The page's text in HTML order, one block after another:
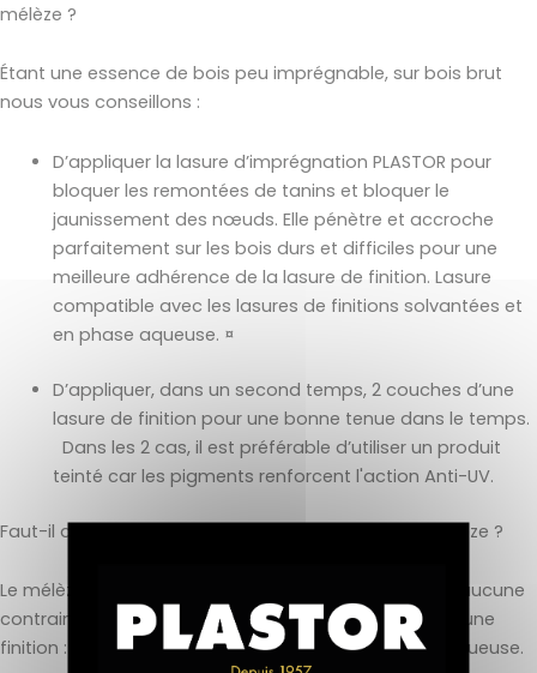
mélèze ?
Étant une essence de bois peu imprégnable, sur bois brut
nous vous conseillons :
D’appliquer la lasure d’imprégnation PLASTOR pour
bloquer les remontées de tanins et bloquer le
jaunissement des nœuds. Elle pénètre et accroche
parfaitement sur les bois durs et difficiles pour une
meilleure adhérence de la lasure de finition. Lasure
compatible avec les lasures de finitions solvantées et
en phase aqueuse. ¤
D’appliquer, dans un second temps, 2 couches d’une
lasure de finition pour une bonne tenue dans le temps.
Dans les 2 cas, il est préférable d’utiliser un produit
teinté car les pigments renforcent l'action Anti-UV.
Faut-il appliquer une finition spéciale sur du bois mélèze ?
Le mélèze est très peu utilisé en intérieur, cependant aucune
contrainte particulière ne vous empêche d’appliquer une
finition : vernis, huile ou cire en phase solvantée ou aqueuse.